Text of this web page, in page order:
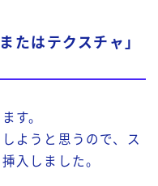
たはテクスチャ」
す。
ようと思うので、ス
入しました。